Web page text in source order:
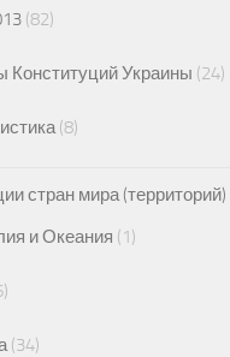
(82)
Конституций Украины (24)
(8)
стран мира (территорий)
и Океания (1)
(34)